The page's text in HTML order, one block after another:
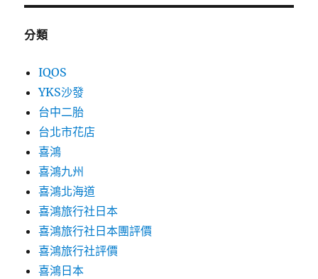
分類
IQOS
YKS沙發
台中二胎
台北市花店
喜鴻
喜鴻九州
喜鴻北海道
喜鴻旅行社日本
喜鴻旅行社日本團評價
喜鴻旅行社評價
喜鴻日本